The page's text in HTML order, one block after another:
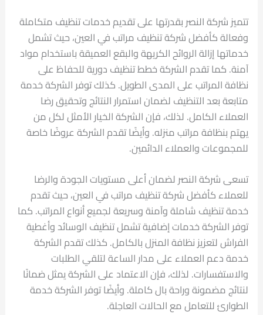
تتميز شركة النصر بقدرتها على تقديم خدمات تنظيف متكاملة
وفعالة كأفضل شركة تنظيف مراتب في العين، حيث تشمل
خدماتها إزالة الروائح الكريهة والبقع العميقة باستخدام مواد
آمنة. كما تقدم الشركة خطط تنظيف دورية للحفاظ على
نظافة المراتب على المدى الطويل. كذلك توفر الشركة خدمة
متابعة بعد التنظيف لضمان استمرار النتائج وتحقيق رضا
العملاء الكامل. لذلك، فإن الشركة الخيار الأمثل لكل من
يهتم بنظافة مراتب منزله. وأيضًا تقدم الشركة عروضًا خاصة
للمجموعات والعملاء الدائمين.
تسعى شركة النصر لضمان أعلى مستويات الجودة والرضا
للعملاء كأفضل شركة تنظيف مراتب في العين، حيث تقدم
خدمة تنظيف شاملة وآمنة وسريعة لجميع أنواع المراتب. كما
توفر الشركة خدمات إضافية تشمل تنظيف الوسائد وأغطية
الفراش لتعزيز نظافة المنزل بالكامل. كذلك تقدم الشركة
خدمة دعم العملاء على مدار الساعة لتلقي الطلبات
والاستفسارات. لذلك، فإن الاعتماد على الشركة يمثل ضمانًا
لنتائج مضمونة وراحة بال كاملة. وأيضًا توفر الشركة خدمة
الطوارئ للتعامل مع الحالات العاجلة.